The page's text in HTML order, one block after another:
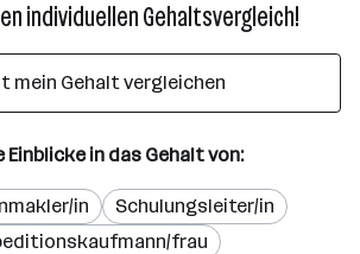
individuellen Gehaltsvergleich!
mein Gehalt vergleichen
Einblicke in das Gehalt von:
in
Schulungsleiter/in
frau